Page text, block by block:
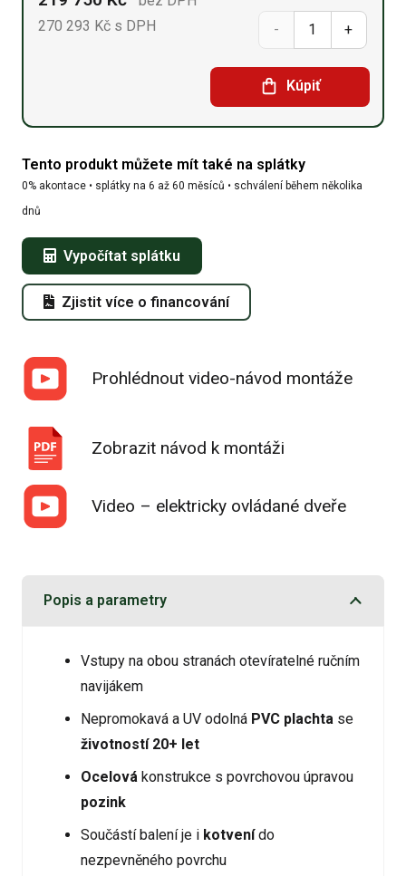
Oblúková
hala
9,15m
40m
Kúpiť
270 293 Kč s DPH
Tento produkt můžete mít také na splátky
0% akontace • splátky na 6 až 60 měsíců • schválení během několika
dnů
Vypočítat splátku
Zjistit více o financování
Prohlédnout video-návod montáže
Zobrazit návod k montáži
Video – elektricky ovládané dveře
Popis a parametry
Vstupy na obou stranách otevíratelné ručním
navijákem
Nepromokavá a UV odolná PVC plachta se
životností 20+ let
Ocelová konstrukce s povrchovou úpravou
pozink
Součástí balení je i kotvenído
nezpevněného povrchu